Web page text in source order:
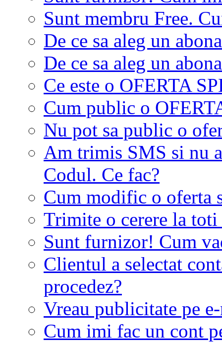
Sunt membru Free.
De ce sa aleg un
De ce sa aleg un
Ce este o OFERTA
Cum public o
Nu pot sa public o
Am trimis SMS si nu
Codul. Ce fac?
Cum modific o oferta
Trimite o cerere la
Sunt furnizor! Cum
Clientul a selectat
procedez?
Vreau publicitate pe
Cum imi fac un cont